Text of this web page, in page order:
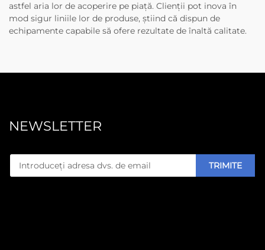
astfel aria lor de acoperire pe piață. Clienții pot inova în
mod sigur liniile lor de produse, știind că dispun de
echipamente capabile să ofere rezultate de înaltă calitate.
NEWSLETTER
TRIMITE